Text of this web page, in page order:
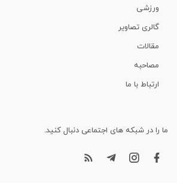
ورزشی
گالری تصاویر
مقالات
مصاحبه
ارتباط با ما
ما را در شبکه های اجتماعی دنبال کنید.